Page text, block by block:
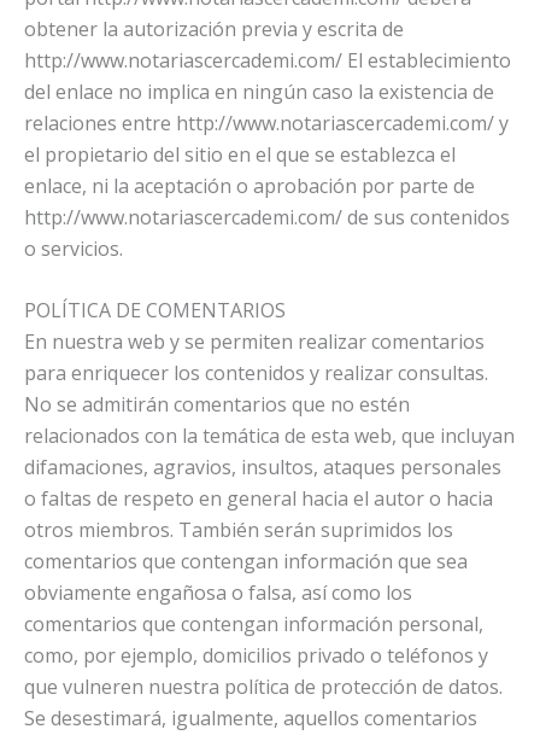
obtener la autorización previa y escrita de
http://www.notariascercademi.com/ El establecimiento
del enlace no implica en ningún caso la existencia de
relaciones entre http://www.notariascercademi.com/ y
el propietario del sitio en el que se establezca el
enlace, ni la aceptación o aprobación por parte de
http://www.notariascercademi.com/ de sus contenidos
o servicios.
POLÍTICA DE COMENTARIOS
En nuestra web y se permiten realizar comentarios
para enriquecer los contenidos y realizar consultas.
No se admitirán comentarios que no estén
relacionados con la temática de esta web, que incluyan
difamaciones, agravios, insultos, ataques personales
o faltas de respeto en general hacia el autor o hacia
otros miembros. También serán suprimidos los
comentarios que contengan información que sea
obviamente engañosa o falsa, así como los
comentarios que contengan información personal,
como, por ejemplo, domicilios privado o teléfonos y
que vulneren nuestra política de protección de datos.
Se desestimará, igualmente, aquellos comentarios